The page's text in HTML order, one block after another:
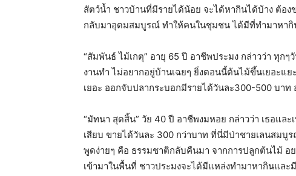
สัตว์น้ำ ชาวบ้านที่มีรายได้น้อย จะได้หากินได้บ้าง ต้อ
กลับมาอุดมสมบูรณ์ ทำให้คนในชุมชน ได้มีที่ทำมาหา
“สัมพันธ์ ไม้เกตุ” อายุ 65 ปี อาชีพประมง กล่าวว่า ทุก
งานทำ ไม่อยากอยู่บ้านเฉยๆ ยิ่งตอนนี้ต้นไม้ขึ้นเยอะแ
เยอะ ออกจับปลากระบอกมีรายได้วันละ300-500 บา
“มัทนา สุดสิ้น” วัย 40 ปี อาชีพงมหอย กล่าวว่า เธอแล
เสียบ ขายได้วันละ 300 กว่าบาท ที่นี่มีป่าชายเลนสม
พูดง่ายๆ คือ ธรรมชาติกลับคืนมา จากการปลูกต้นไม้ อ
เข้ามาในพื้นที่ ชาวประมงจะได้มีแหล่งทำมาหากินและ